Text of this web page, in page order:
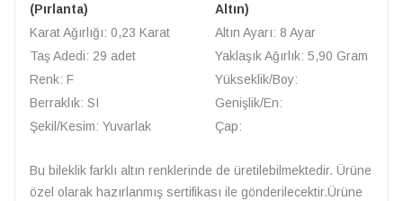
(Pırlanta)
Karat Ağırlığı: 0,23 Karat
Taş Adedi: 29 adet
Renk: F
Berraklık: SI
Şekil/Kesim: Yuvarlak
Altın)
Altın Ayarı: 8 Ayar
Yaklaşık Ağırlık: 5,90 Gram
Yükseklik/Boy:
Genişlik/En:
Çap:
Bu bileklik farklı altın renklerinde de üretilebilmektedir. Ürüne
özel olarak hazırlanmış sertifikası ile gönderilecektir.Ürüne